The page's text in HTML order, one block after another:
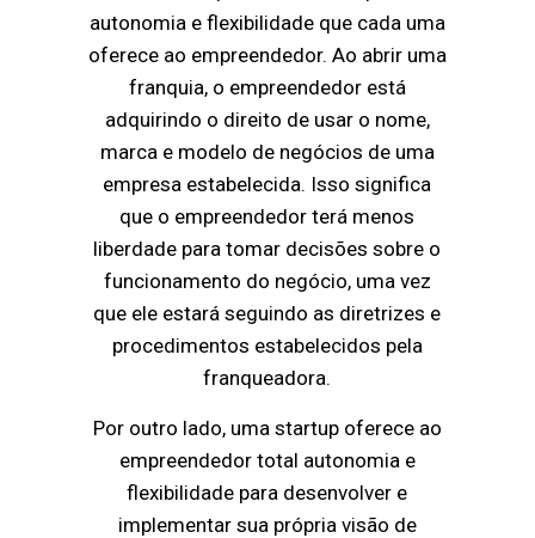
autonomia e flexibilidade que cada uma
oferece ao empreendedor. Ao abrir uma
franquia, o empreendedor está
adquirindo o direito de usar o nome,
marca e modelo de negócios de uma
empresa estabelecida. Isso significa
que o empreendedor terá menos
liberdade para tomar decisões sobre o
funcionamento do negócio, uma vez
que ele estará seguindo as diretrizes e
procedimentos estabelecidos pela
franqueadora.
Por outro lado, uma startup oferece ao
empreendedor total autonomia e
flexibilidade para desenvolver e
implementar sua própria visão de